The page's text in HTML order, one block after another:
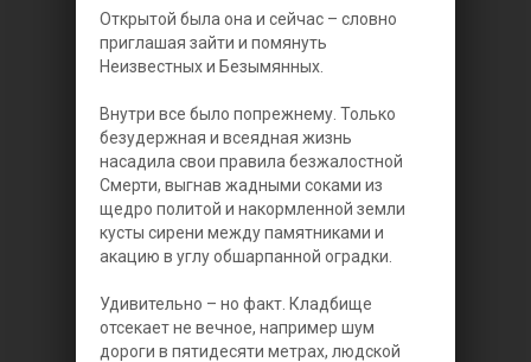
Открытой была она и сейчас – словно
приглашая зайти и помянуть
Неизвестных и Безымянных.
Внутри все было попрежнему. Только
безудержная и всеядная жизнь
насадила свои правила безжалостной
Смерти, выгнав жадными соками из
щедро политой и накормленной земли
кусты сирени между памятниками и
акацию в углу обшарпанной оградки.
Удивительно – но факт. Кладбище
отсекает не вечное, например шум
дороги в пятидесяти метрах, людской